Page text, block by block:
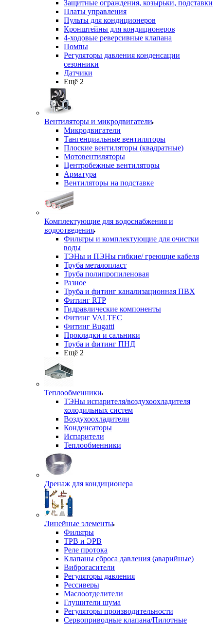
Защитные ограждения, козырьки, подставки
Платы управления
Пульты для кондиционеров
Кронштейны для кондиционеров
4-ходовые реверсивные клапана
Помпы
Регуляторы давления конденсации
сезонники
Датчики
Ещё 2
Вентиляторы и микродвигатели
Микродвигатели
Тангенциальные вентиляторы
Плоские вентиляторы (квадратные)
Мотовентиляторы
Центробежные вентиляторы
Арматура
Вентиляторы на подставке
Комплектующие для водоснабжения и
водоотведения
Фильтры и комплектующие для очистки
воды
ТЭНы и ПЭНы гибкие/ греющие кабеля
Труба металопласт
Труба полипропиленовая
Разное
Труба и фитинг канализационная ПВХ
Фитинг RTP
Гидравлические компоненты
Фитинг VALTEC
Фитинг Bugatti
Прокладки и сальники
Труба и фитинг ПНД
Ещё 2
Теплообменники
ТЭНы испарителя/воздухоохладителя
холодильных систем
Воздухоохладители
Конденсаторы
Испарители
Теплообменники
Дренаж для кондиционера
Линейные элементы
Фильтры
ТРВ и ЭРВ
Реле протока
Клапаны сброса давления (аварийные)
Виброгасители
Регуляторы давления
Рессиверы
Маслоотделители
Глушители шума
Регуляторы производительности
Сервоприводные клапана/Пилотные